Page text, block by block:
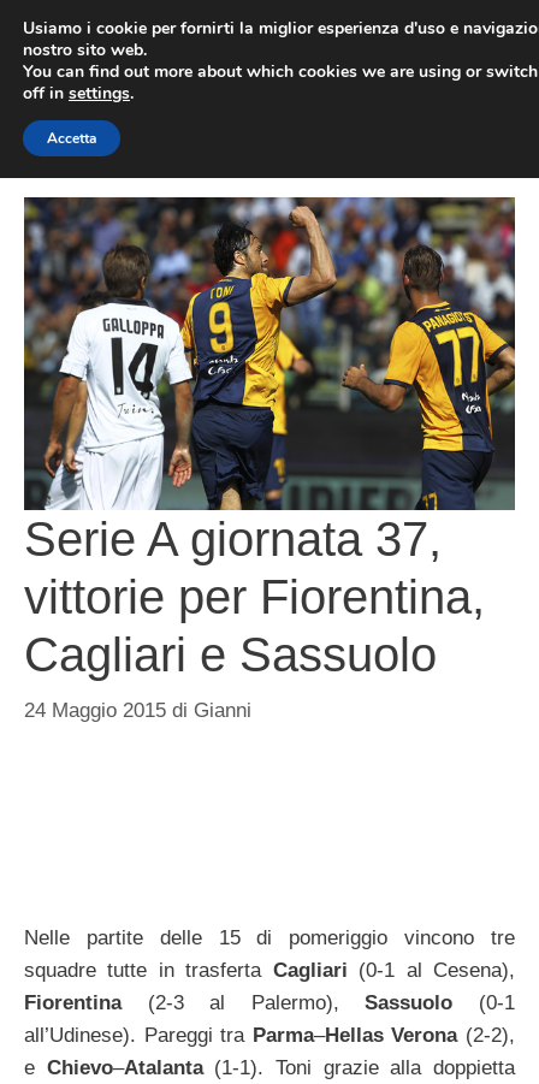
contenuto
Serie A giornata 37,
vittorie per Fiorentina,
Cagliari e Sassuolo
24 Maggio 2015 di Gianni
Nelle partite delle 15 di pomeriggio vincono tre
squadre tutte in trasferta Cagliari (0-1 al Cesena),
Fiorentina(2-3 al Palermo),Sassuolo (0-1
all’Udinese). Pareggi tra Parma–Hellas Verona(2-2),
e Chievo–Atalanta(1-1). Toni grazie alla doppietta
Usiamo i cookie per fornirti la miglior esperienza d'uso e
nostro sito web.
You can find out more about which cookies we are using or
off in settings.
Accetta